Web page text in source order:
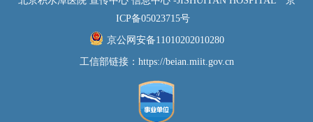
ICP备05023715号
京公网安备11010202010280
工信部链接： https://beian.miit.gov.cn